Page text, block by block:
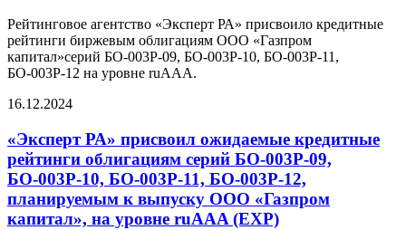
Рейтинговое агентство «Эксперт РА» присвоило кредитные
рейтинги биржевым облигациям ООО «Газпром
капитал»серий БО-003Р-09, БО-003Р-10, БО-003Р-11,
БО-003Р-12 на уровне ruAAA.
16.12.2024
«Эксперт РА» присвоил ожидаемые кредитные
рейтинги облигациям серий БО-003Р-09,
БО-003Р-10, БО-003Р-11, БО-003Р-12,
планируемым к выпуску ООО «Газпром
капитал», на уровне ruAAA (EXP)